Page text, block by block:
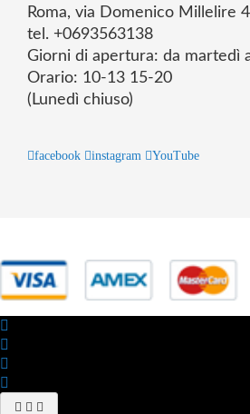
Roma, via Domenico Millelire
tel. +0693563138
Giorni di apertura: da martedì
Orario: 10-13 15-20
(Lunedì chiuso)
facebook instagram YouTube